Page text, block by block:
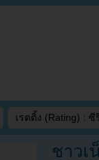
เรตติ้ง (Rating) : ซี
ชาวเ